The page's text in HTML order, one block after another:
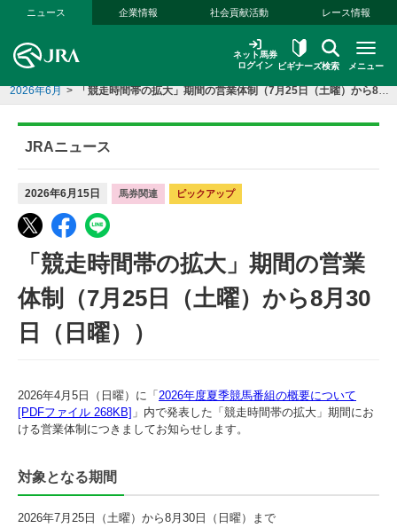
本文へ移動する
ニュース 企業情報 社会貢献活動 レース情報
ネット馬券
ログイン
ビギナーズ検索 メニュー
2026年6月 > 「競走時間帯の拡大」期間の営業体制（7月25日（土曜）から8月30日（日曜））
JRAニュース
2026年6月15日 馬券関連 ピックアップ
「競走時間帯の拡大」期間の営業
体制（7月25日（土曜）から8月30
日（日曜））
2026年4月5日（日曜）に「 2026年度夏季競馬番組の概要について
[PDFファイル 268KB] 」内で発表した「競走時間帯の拡大」期間にお
ける営業体制につきましてお知らせします。
対象となる期間
2026年7月25日（土曜）から8月30日（日曜）まで